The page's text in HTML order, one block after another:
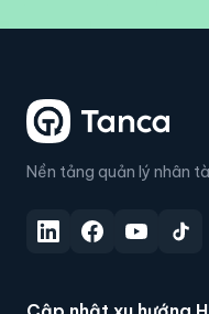
Nền tảng quản lý nhân
Cập nhật xu hướng